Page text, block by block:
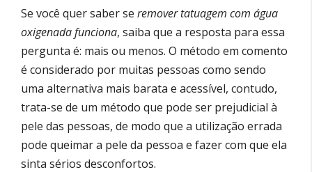
Se você quer saber se remover tatuagem com água
oxigenada funciona, saiba que a resposta para essa
pergunta é: mais ou menos. O método em comento
é considerado por muitas pessoas como sendo
uma alternativa mais barata e acessível, contudo,
trata-se de um método que pode ser prejudicial à
pele das pessoas, de modo que a utilização errada
pode queimar a pele da pessoa e fazer com que ela
sinta sérios desconfortos.